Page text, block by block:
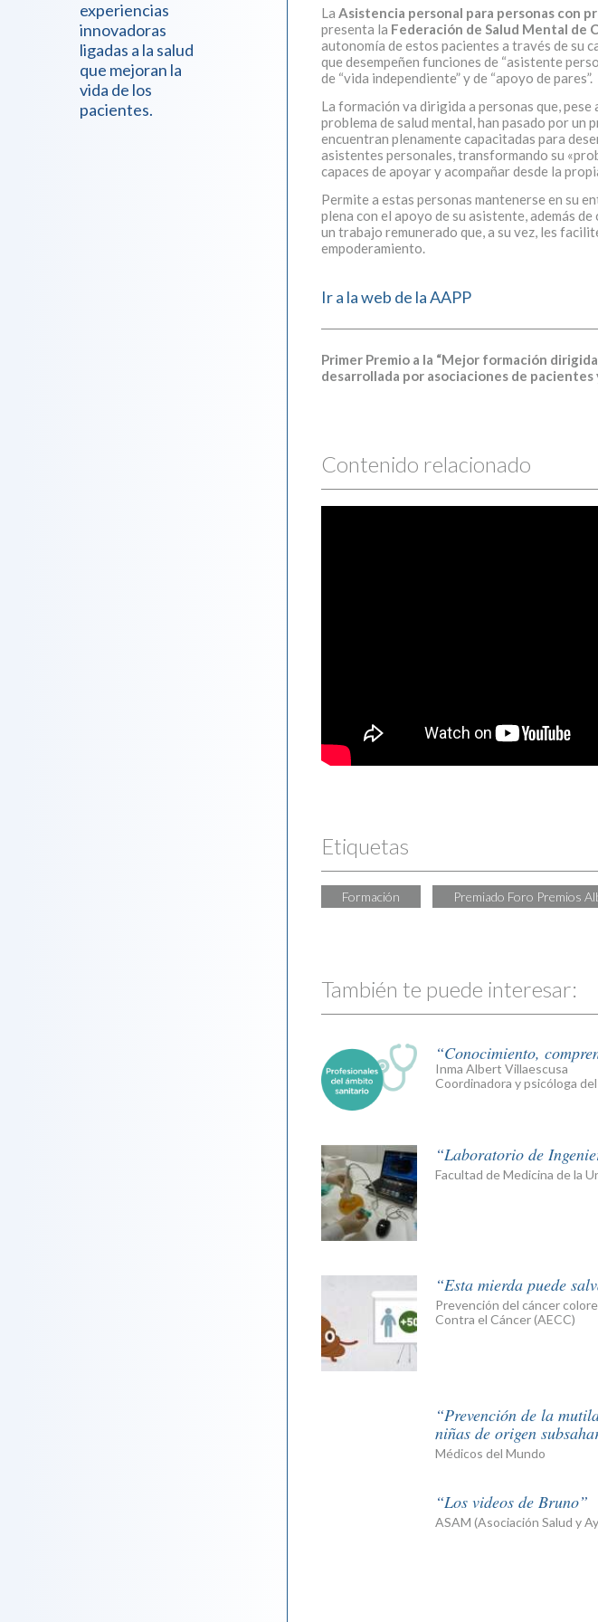
experiencias
innovadoras
ligadas a la salud
que mejoran la
vida de los
pacientes.
La Asistencia personal para personas con
presenta la Federación de Salud Mental de
autonomía de estos pacientes a través de su
que desempeñen funciones de “asistente
de “vida independiente” y de “apoyo de pares”.
La formación va dirigida a personas que,
problema de salud mental, han pasado por un
encuentran plenamente capacitadas para
asistentes personales, transformando su
capaces de apoyar y acompañar desde la
Permite a estas personas mantenerse en su
plena con el apoyo de su asistente, además
un trabajo remunerado que, a su vez, les
empoderamiento.
Ir a la web de la AAPP
Primer Premio a la “Mejor formación
desarrollada por asociaciones de pacientes
Contenido relacionado
Asistencia personal,
Etiquetas
Formación Premiado Foro Premios
También te puede interesar:
Conocimiento,
Inma Albert Villaescusa
Coordinadora y psicóloga
Laboratorio de
Facultad de Medicina de la
Esta mierda puede
Prevención del cáncer
Contra el Cáncer (AECC)
Prevención de la
niñas de origen
Médicos del Mundo
Los videos de Bruno
ASAM (Asociación Salud y